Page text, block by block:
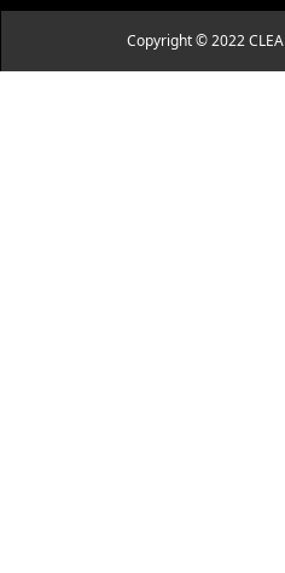
Copyright © 2022